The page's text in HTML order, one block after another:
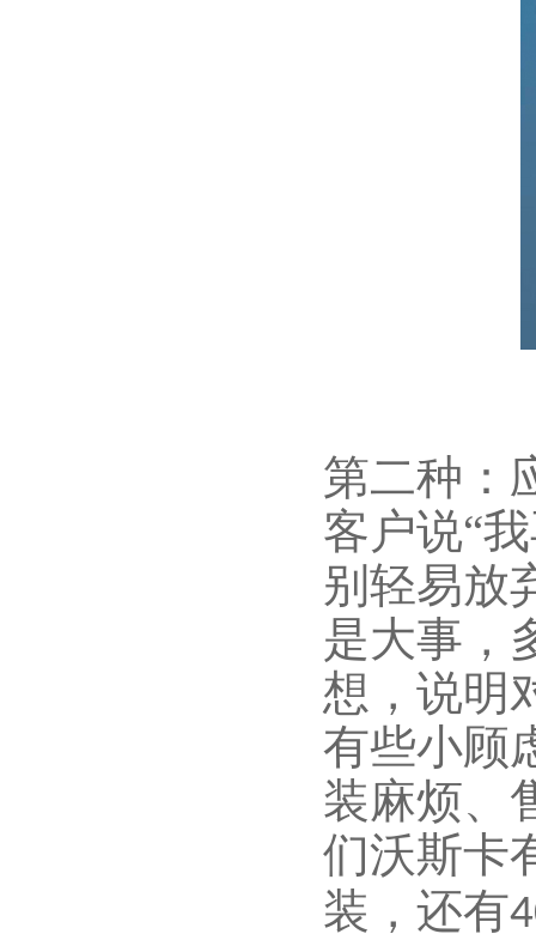
第二种：
客户说“
别轻易放
是大事，
想，说明
有些小顾
装麻烦、
们沃斯卡
装，还有